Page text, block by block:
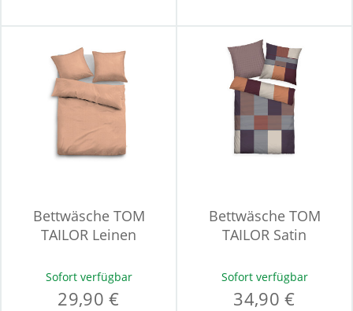
Bettwäsche TOM
TAILOR Leinen
Sofort verfügbar
29,90 €
Bettwäsche TOM
TAILOR Satin
Sofort verfügbar
34,90 €